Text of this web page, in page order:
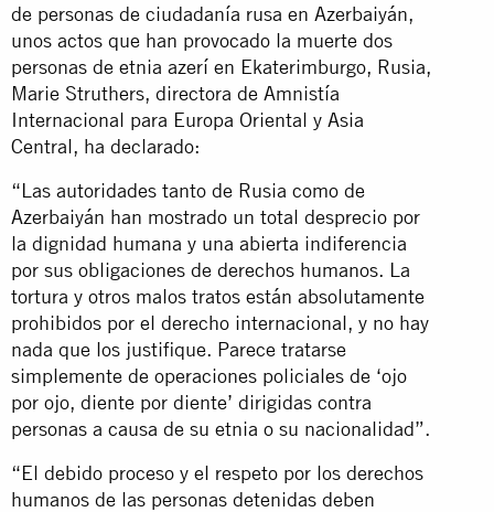
de personas de ciudadanía rusa en Azerbaiyán,
unos actos que han provocado la muerte dos
personas de etnia azerí en Ekaterimburgo, Rusia,
Marie Struthers, directora de Amnistía
Internacional para Europa Oriental y Asia
Central, ha declarado:
“Las autoridades tanto de Rusia como de
Azerbaiyán han mostrado un total desprecio por
la dignidad humana y una abierta indiferencia
por sus obligaciones de derechos humanos. La
tortura y otros malos tratos están absolutamente
prohibidos por el derecho internacional, y no hay
nada que los justifique. Parece tratarse
simplemente de operaciones policiales de ‘ojo
por ojo, diente por diente’ dirigidas contra
personas a causa de su etnia o su nacionalidad”.
“El debido proceso y el respeto por los derechos
humanos de las personas detenidas deben